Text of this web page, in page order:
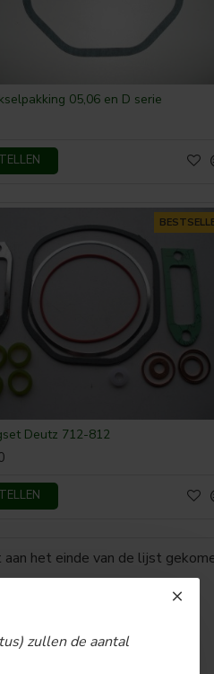
zullen de aantal
05,06 en D serie
Deutz 712-812
aan het einde van de lijst